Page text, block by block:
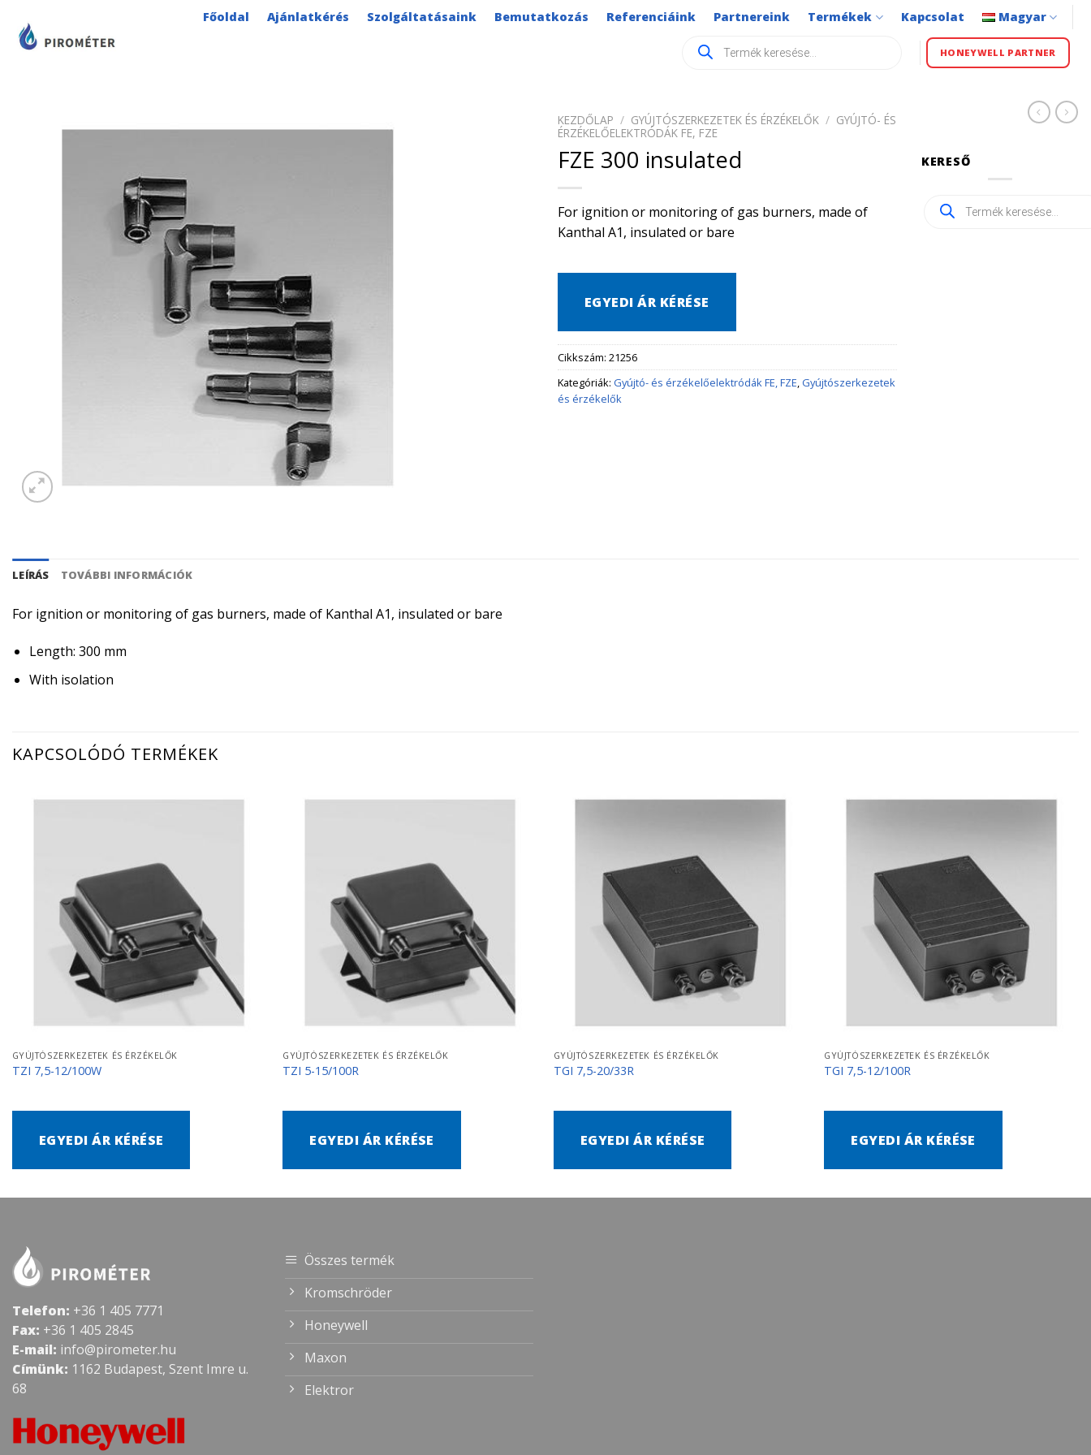
content
Főoldal Ajánlatkérés Szolgáltatásaink Bemutatkozás Referenciáink Partnereink Termékek Kapcsolat Magyar
search HONEYWELL PARTNER
KEZDŐLAP / GYÚJTÓSZERKEZETEK ÉS ÉRZÉKELŐK / GYÚJTÓ- ÉS
ÉRZÉKELŐELEKTRÓDÁK FE, FZE
FZE 300 insulated
For ignition or monitoring of gas burners, made of
Kanthal A1, insulated or bare
EGYEDI ÁR KÉRÉSE
Cikkszám: 21256
Kategóriák: Gyújtó- és érzékelőelektródák FE, FZE Gyújtószerkezetek
és érzékelők
KERESŐ
Products
search
LEÍRÁS TOVÁBBI INFORMÁCIÓK
For ignition or monitoring of gas burners, made of Kanthal A1, insulated or bare
Length: 300 mm
With isolation
KAPCSOLÓDÓ TERMÉKEK
GYÚJTÓSZERKEZETEK ÉS ÉRZÉKELŐK
TZI 7,5-12/100W
EGYEDI ÁR KÉRÉSE
GYÚJTÓSZERKEZETEK ÉS ÉRZÉKELŐK
TZI 5-15/100R
EGYEDI ÁR KÉRÉSE
GYÚJTÓSZERKEZETEK ÉS ÉRZÉKELŐK
TGI 7,5-20/33R
EGYEDI ÁR KÉRÉSE
GYÚJTÓSZERKEZETEK ÉS ÉRZÉKELŐK
TGI 7,5-12/100R
EGYEDI ÁR KÉRÉSE
Telefon: +36 1 405 7771
Fax: +36 1 405 2845
E-mail: info@pirometer.hu
Címünk: 1162 Budapest, Szent Imre u.
68
Összes termék
Kromschröder
Honeywell
Maxon
Elektror